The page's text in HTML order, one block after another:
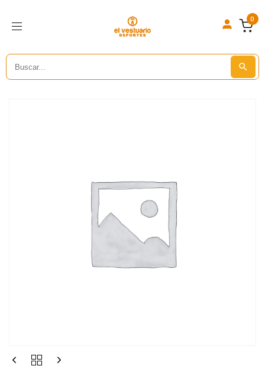
0
Search
for:
Search